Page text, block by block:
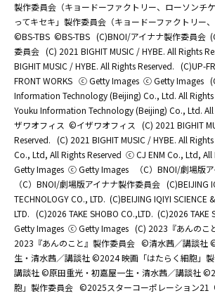
製作委員会（キョードーファクトリー、ローソンチケ
ってキセキ」製作委員会（キョードーファクトリー
©BS-TBS ©BS-TBS (C)BNOI/アイナナ製作委員会
委員会 (C) 2021 BIGHIT MUSIC / HYBE. All Rights
BIGHIT MUSIC / HYBE. All Rights Reserved. (C)UP-
FRONT WORKS ⓒ Getty Images ⓒ Getty Images
Information Technology (Beijing) Co., Ltd. All Rights
Youku Information Technology (Beijing) Co., Ltd. All
ザワオフィス ©イザワオフィス
(C) 2021 BIGHIT
Reserved. (C) 2021 BIGHIT MUSIC / HYBE. All
Co., Ltd, All Rights Reserved ⓒ CJ ENM Co., Ltd, All
Getty Images ⓒ Getty Images
（C）BNOI/劇場版
（C）BNOI/劇場版アイナナ製作委員会 (C)BEIJING
TECHNOLOGY CO., LTD. (C)BEIJING IQIYI SCIENCE
LTD. (C)2026 TAKE SHOBO CO.,LTD. (C)2026 TAKE
Getty Images ⓒ Getty Images (C) 2023『あんのこ
2023『あんのこと』製作委員会 ©清水茜／講談社
生・清水茜／講談社 ©2024 映画「はたらく細胞」
講談社 ©原田重光・初嘉屋一生・清水茜／講談社
胞」製作委員会 ©2025スターコーポレーション21